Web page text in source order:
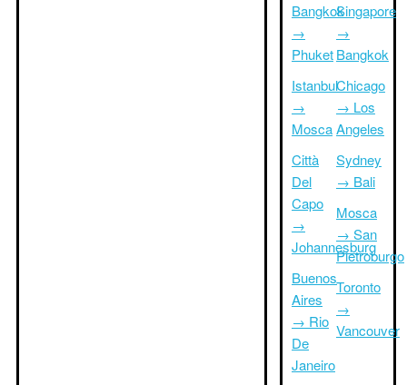
Bangkok
→
Phuket
Istanbul
→
Mosca
Città
Del
Capo
→
Johannesburg
Buenos
Aires
→ Rio
De
Janeiro
Singapore
→
Bangkok
Chicago
→ Los
Angeles
Sydney
→ Bali
Mosca
→ San
Pietroburgo
Toronto
→
Vancouver